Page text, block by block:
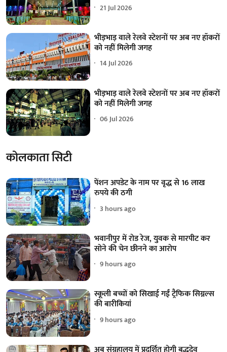
21 Jul 2026
भीड़भाड़ वाले रेलवे स्टेशनों पर अब नए हॉकरों
को नहीं मिलेगी जगह
14 Jul 2026
भीड़भाड़ वाले रेलवे स्टेशनों पर अब नए हॉकरों
को नहीं मिलेगी जगह
06 Jul 2026
कोलकाता सिटी
पेंशन अपडेट के नाम पर वृद्ध से 16 लाख
रुपये की ठगी
3 hours ago
भवानीपुर में रोड रेज, युवक से मारपीट कर
सोने की चेन छीनने का आरोप
9 hours ago
स्कूली बच्चों को सिखाई गईं ट्रैफिक सिग्नल्स
की बारीकियां
9 hours ago